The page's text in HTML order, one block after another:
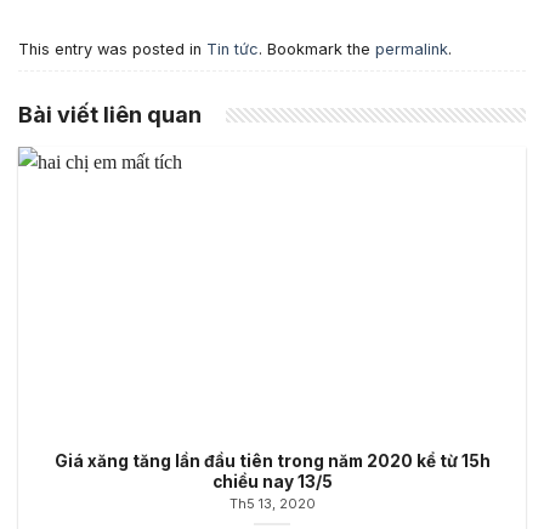
This entry was posted in Tin tức. Bookmark the permalink.
Bài viết liên quan
Giá xăng tăng lần đầu tiên trong năm 2020 kể từ 15h
chiều nay 13/5
Th5 13, 2020